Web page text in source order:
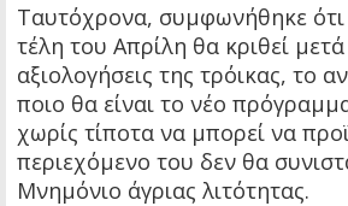
Ταυτόχρονα, συμφωνήθηκε ότι
τέλη του Απρίλη θα κριθεί
αξιολογήσεις της τρόικας, το
ποιο θα είναι το νέο
χωρίς τίποτα να μπορεί να
περιεχόμενο του δεν θα
Μνημόνιο άγριας λιτότητας.